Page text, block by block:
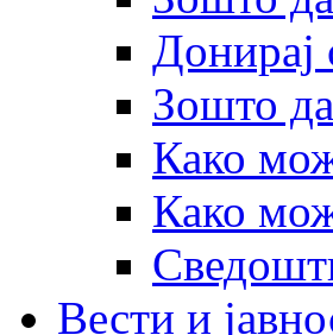
Донирај
Зошто
Како
Како
Вести и